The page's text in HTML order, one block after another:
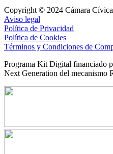
Copyright © 2024 Cámara Cívica
Aviso legal
Política de Privacidad
Política de Cookies
Términos y Condiciones de
Programa Kit Digital financiado
Next Generation del mecanismo